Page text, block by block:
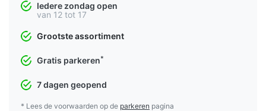
Iedere zondag open
van 12 tot 17
Grootste assortiment
Gratis parkeren*
7 dagen geopend
* Lees de voorwaarden op de parkeren pagina